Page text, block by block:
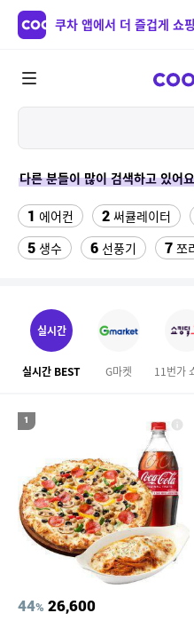
쿠차 앱에서 더 즐겁게 쇼
다른 분들이 많이 검색하고 있어요
1 에어컨 2 써큘레이터
5 생수 6 선풍기 7 쪼
12 오션월드 종일권
14 댄스복 상의 알리
16 나이키츄리닝 세트 17
실시간
실시간 BEST G마켓 11번가
1
44% 26,600